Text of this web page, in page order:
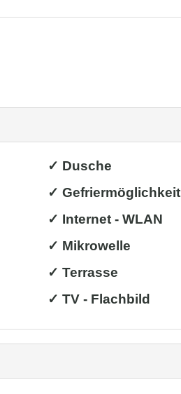
✓ Dusche
✓ Gefriermöglichkeit
✓ Internet - WLAN
✓ Mikrowelle
✓ Terrasse
✓ TV - Flachbild